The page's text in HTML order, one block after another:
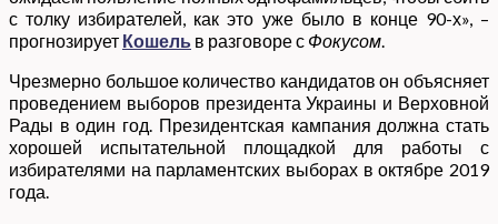
с толку избирателей, как это уже было в конце 90-х», –
прогнозирует Кошель в разговоре с Фокусом
Чрезмерно большое количество кандидатов он объясняет
проведением выборов президента Украины и Верховной
Рады в один год. Президентская кампания должна стать
хорошей испытательной площадкой для работы с
избирателями на парламентских выборах в октябре 2019
года.